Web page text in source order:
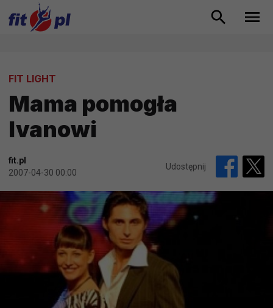
FIT LIGHT
Mama pomogła
Ivanowi
fit.pl
2007-04-30 00:00
Udostępnij